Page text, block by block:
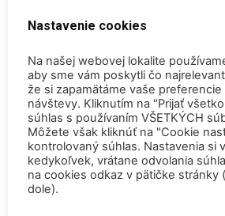
Konferencia QEM
Rekordne nízka
odstavenie JE Paks
Dve britské atómky
Nastavenie cookies
Na našej webovej lokalite
aby sme vám poskytli čo
že si zapamätáme vaše
návštevy. Kliknutím na "Prijať
súhlas s používaním VŠETKÝCH
Môžete však kliknúť na "Cookie
kontrolovaný súhlas. Nastavenia si
kedykoľvek, vrátane odvolania
na cookies odkaz v pätičke stránky
dole).